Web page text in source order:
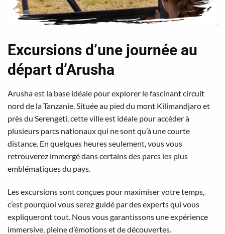
Excursions d’une journée au
départ d’Arusha
Arusha est la base idéale pour explorer le fascinant circuit
nord de la Tanzanie. Située au pied du mont Kilimandjaro et
près du Serengeti, cette ville est idéale pour accéder à
plusieurs parcs nationaux qui ne sont qu’à une courte
distance. En quelques heures seulement, vous vous
retrouverez immergé dans certains des parcs les plus
emblématiques du pays.
Les excursions sont conçues pour maximiser votre temps,
c’est pourquoi vous serez guidé par des experts qui vous
expliqueront tout. Nous vous garantissons une expérience
immersive, pleine d’émotions et de découvertes.